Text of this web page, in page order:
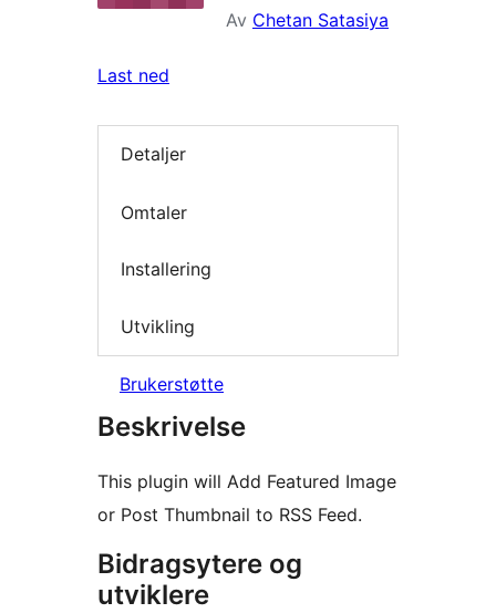
Av Chetan Satasiya
Last ned
Detaljer
Omtaler
Installering
Utvikling
Brukerstøtte
Beskrivelse
This plugin will Add Featured Image
or Post Thumbnail to RSS Feed.
Bidragsytere og
utviklere